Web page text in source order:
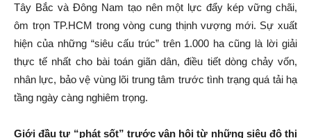
Tây Bắc và Đông Nam tạo nên một lực đẩy kép vững chãi,
ôm trọn TP.HCM trong vòng cung thịnh vượng mới. Sự xuất
hiện của những “siêu cấu trúc” trên 1.000 ha cũng là lời giải
thực tế nhất cho bài toán giãn dân, điều tiết dòng chảy vốn,
nhân lực, bảo vệ vùng lõi trung tâm trước tình trạng quá tải hạ
tầng ngày càng nghiêm trọng.
Giới đầu tư “phát sốt” trước vận hội từ những siêu đô thị